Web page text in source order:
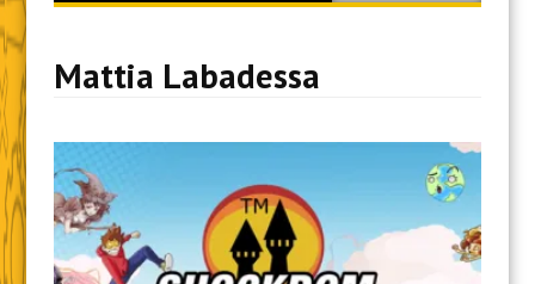
content
Mattia Labadessa